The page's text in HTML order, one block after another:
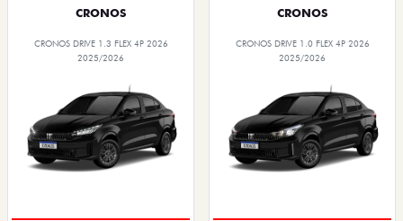
CRONOS
CRONOS DRIVE 1.3 FLEX 4P 2026
2025/2026
CRONOS
CRONOS DRIVE 1.0 FLEX 4P 2026
2025/2026